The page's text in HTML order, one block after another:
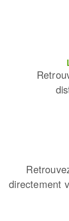
directement